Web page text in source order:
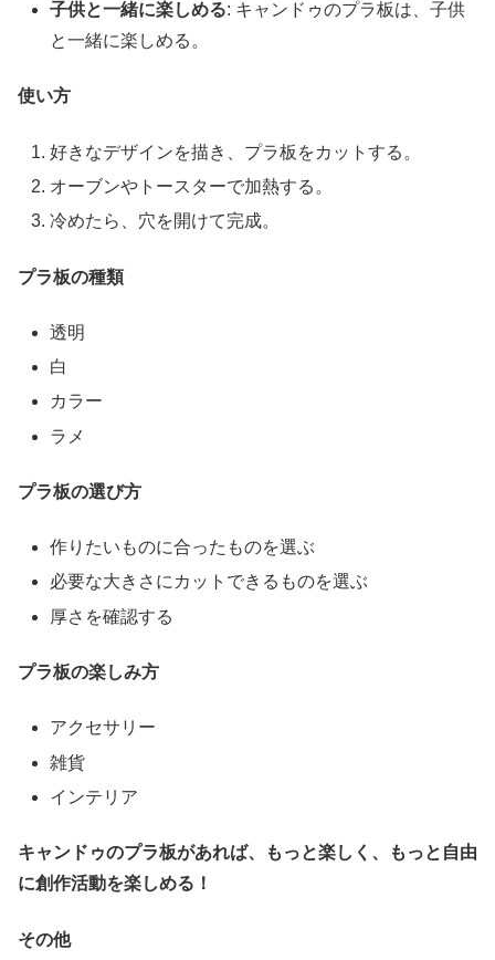
子供と一緒に楽しめる: キャンドゥのプラ板は、子供
と一緒に楽しめる。
使い方
好きなデザインを描き、プラ板をカットする。
オーブンやトースターで加熱する。
冷めたら、穴を開けて完成。
プラ板の種類
透明
白
カラー
ラメ
プラ板の選び方
作りたいものに合ったものを選ぶ
必要な大きさにカットできるものを選ぶ
厚さを確認する
プラ板の楽しみ方
アクセサリー
雑貨
インテリア
キャンドゥのプラ板があれば、もっと楽しく、もっと自由
に創作活動を楽しめる！
その他